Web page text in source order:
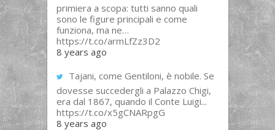
primiera a scopa: tutti sanno quali
sono le figure principali e come
funziona, ma ne…
https://t.co/armLfZz3D2
8 years ago
Tajani, come Gentiloni, è nobile. Se
dovesse succedergli a Palazzo Chigi,
era dal 1867, quando il Conte Luigi...
https://t.co/x5gCNARpgG
8 years ago